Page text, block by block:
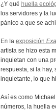
¿Y qué huella
los servidores y la
pánico a que se
En la exposición
artista se hizo esta
inquietan con una
respuesta, si la hay,
inquietante, lo que
Así es como
números, la huella